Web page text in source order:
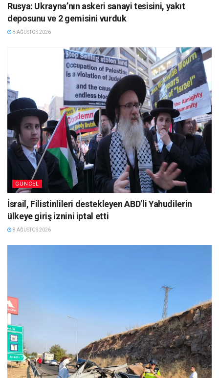
Rusya: Ukrayna’nın askeri sanayi tesisini, yakıt
deposunu ve 2 gemisini vurduk
8 AĞUSTOS 2026
GÜNCEL
İsrail, Filistinlileri destekleyen ABD’li Yahudilerin
ülkeye giriş iznini iptal etti
8 AĞUSTOS 2026